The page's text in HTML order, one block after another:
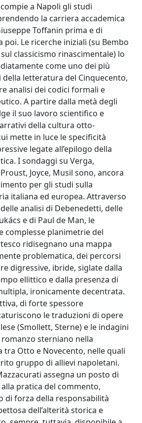
a Napoli gli studi
la carriera accademica
Toffanin prima e di
poi. Le ricerche iniziali (su Bembo
classicismo rinascimentale) lo
come uno dei più
letteratura del Cinquecento,
analisi dei codici formali e
A partire dalla metà degli
il suo lavoro scientifico e
della cultura otto-
mette in luce le specificità
legate all’epilogo della
I sondaggi su Verga,
Joyce, Musil sono, ancora
per gli studi sulla
italiana ed europea. Attraverso
analisi di Debenedetti, delle
e di Paul de Man, le
complesse planimetrie del
ridisegnano una mappa
problematica, dei percorsi
digressive, ibride, siglate dalla
ellittico e dalla presenza di
ironicamente decentrata.
di forte spessore
le traduzioni di opere
(Smollett, Sterne) e le indagini
sterniano nella
Otto e Novecento, nelle quali
gruppo di allievi napoletani.
assegna un posto di
pratica del commento,
di forza della responsabilità
dell’alterità storica e